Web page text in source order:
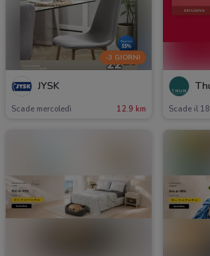
-3 GIORNI
JYSK
Scade mercoledì 12.9 km Scade il